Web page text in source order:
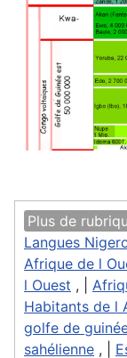
Plus de
Langues
Afrique de l
l Ouest , |
Habitants de l
golfe de
sahélienne , |